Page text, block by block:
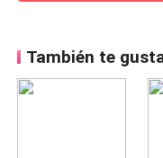
También te